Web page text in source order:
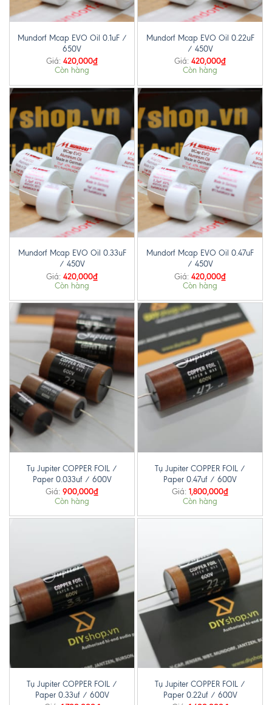
Mundorf Mcap EVO Oil 0.1uF /
650V
Giá: 420,000₫
Còn hàng
Mundorf Mcap EVO Oil 0.22uF
/ 450V
Giá: 420,000₫
Còn hàng
Mundorf Mcap EVO Oil 0.33uF
/ 450V
Giá: 420,000₫
Còn hàng
Mundorf Mcap EVO Oil 0.47uF
/ 450V
Giá: 420,000₫
Còn hàng
Tụ Jupiter COPPER FOIL /
Paper 0.033uf / 600V
Giá: 900,000₫
Còn hàng
Tụ Jupiter COPPER FOIL /
Paper 0.47uf / 600V
Giá: 1,800,000₫
Còn hàng
Tụ Jupiter COPPER FOIL /
Paper 0.33uf / 600V
Tụ Jupiter COPPER FOIL /
Paper 0.22uf / 600V